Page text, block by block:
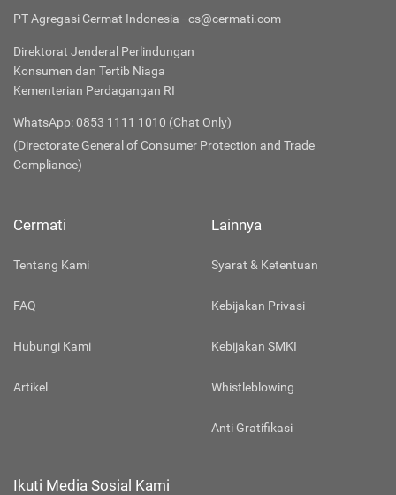
PT Agregasi Cermat Indonesia - cs@cermati.com
Direktorat Jenderal Perlindungan
Konsumen dan Tertib Niaga
Kementerian Perdagangan RI
WhatsApp: 0853 1111 1010 (Chat Only)
(Directorate General of Consumer Protection and Trade
Compliance)
Cermati
Tentang Kami
FAQ
Hubungi Kami
Artikel
Lainnya
Syarat & Ketentuan
Kebijakan Privasi
Kebijakan SMKI
Whistleblowing
Anti Gratifikasi
Ikuti Media Sosial Kami